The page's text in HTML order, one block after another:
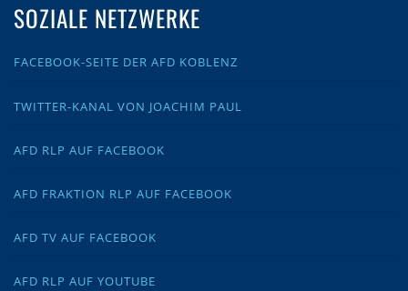
SOZIALE NETZWERKE
FACEBOOK-SEITE DER AFD KOBLENZ
TWITTER-KANAL VON JOACHIM PAUL
AFD RLP AUF FACEBOOK
AFD FRAKTION RLP AUF FACEBOOK
AFD TV AUF FACEBOOK
AFD RLP AUF YOUTUBE